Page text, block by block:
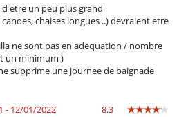
etre un peu plus grand
chaises longues ..) devraient etre
ne sont pas en adequation / nombre
un minimum )
supprime une journee de baignade
- 12/01/2022 8.3